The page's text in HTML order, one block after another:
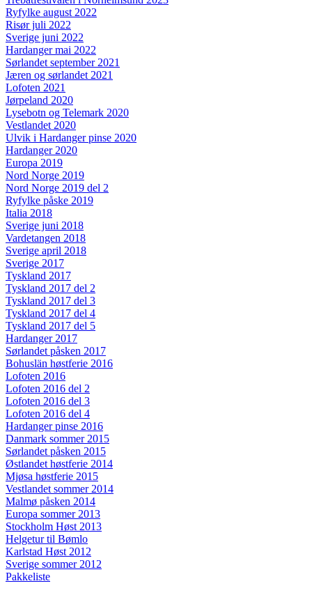
Ryfylke august 2022
Risør juli 2022
Sverige juni 2022
Hardanger mai 2022
Sørlandet september 2021
Jæren og sørlandet 2021
Lofoten 2021
Jørpeland 2020
Lysebotn og Telemark 2020
Vestlandet 2020
Ulvik i Hardanger pinse 2020
Hardanger 2020
Europa 2019
Nord Norge 2019
Nord Norge 2019 del 2
Ryfylke påske 2019
Italia 2018
Sverige juni 2018
Vardetangen 2018
Sverige april 2018
Sverige 2017
Tyskland 2017
Tyskland 2017 del 2
Tyskland 2017 del 3
Tyskland 2017 del 4
Tyskland 2017 del 5
Hardanger 2017
Sørlandet påsken 2017
Bohuslän høstferie 2016
Lofoten 2016
Lofoten 2016 del 2
Lofoten 2016 del 3
Lofoten 2016 del 4
Hardanger pinse 2016
Danmark sommer 2015
Sørlandet påsken 2015
Østlandet høstferie 2014
Mjøsa høstferie 2015
Vestlandet sommer 2014
Malmø påsken 2014
Europa sommer 2013
Stockholm Høst 2013
Helgetur til Bømlo
Karlstad Høst 2012
Sverige sommer 2012
Pakkeliste